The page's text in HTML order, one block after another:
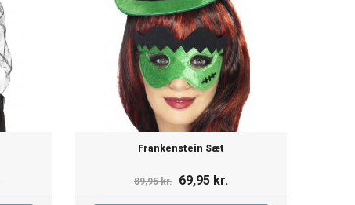
Frankenstein Sæt
89,95 kr. 69,95 kr.